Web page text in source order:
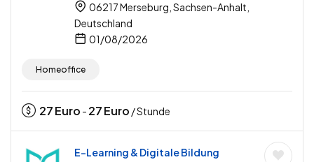
06217 Merseburg, Sachsen-Anhalt,
Deutschland
01/08/2026
Homeoffice
27Euro - 27Euro / Stunde
E-Learning & Digitale Bildung